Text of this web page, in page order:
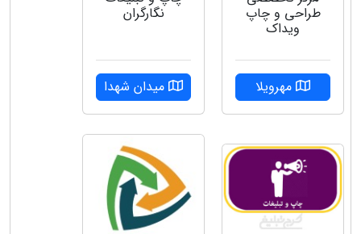
طراحی و چاپ
ویداک
مهرویلا
نگارگران
میدان شهدا